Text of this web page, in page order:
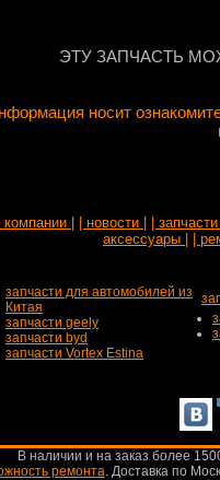
ЭТУ ЗАПЧАСТЬ
носит
компании | | новости |
|
аксессуары |
|
запчасти для автомобилей из
Китая
запчасти geely
запчасти byd
запчасти Vortex Estina
В наличии и на заказ более
ремонта.Доставка по